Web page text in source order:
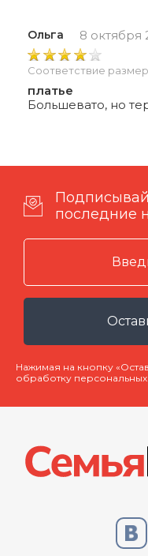
Ольга 8 октября
Соответствие
платье
Большевато, но
последние
Нажимая на кнопку
обработку персональных